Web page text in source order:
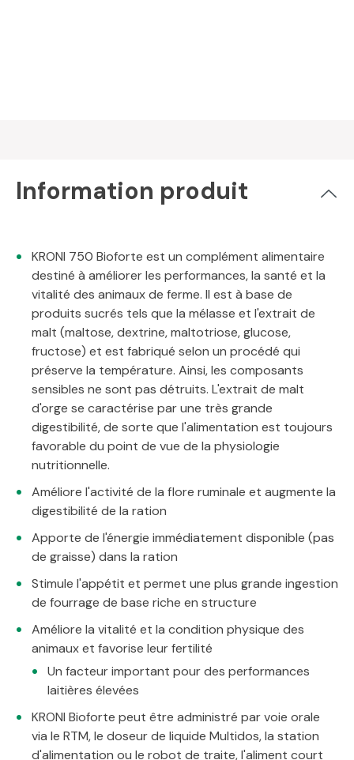
Information produit
KRONI 750 Bioforte est un complément alimentaire
destiné à améliorer les performances, la santé et la
vitalité des animaux de ferme. Il est à base de
produits sucrés tels que la mélasse et l'extrait de
malt (maltose, dextrine, maltotriose, glucose,
fructose) et est fabriqué selon un procédé qui
préserve la température. Ainsi, les composants
sensibles ne sont pas détruits. L'extrait de malt
d'orge se caractérise par une très grande
digestibilité, de sorte que l'alimentation est toujours
favorable du point de vue de la physiologie
nutritionnelle.
Améliore l'activité de la flore ruminale et augmente la
digestibilité de la ration
Apporte de l'énergie immédiatement disponible (pas
de graisse) dans la ration
Stimule l'appétit et permet une plus grande ingestion
de fourrage de base riche en structure
Améliore la vitalité et la condition physique des
animaux et favorise leur fertilité
Un facteur important pour des performances
laitières élevées
KRONI Bioforte peut être administré par voie orale
via le RTM, le doseur de liquide Multidos, la station
d'alimentation ou le robot de traite, l'aliment court